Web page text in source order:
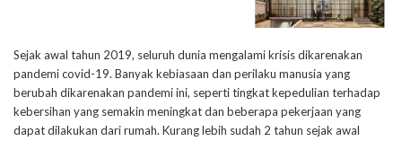
Sejak awal tahun 2019, seluruh dunia mengalami krisis dikarenakan
pandemi covid-19. Banyak kebiasaan dan perilaku manusia yang
berubah dikarenakan pandemi ini, seperti tingkat kepedulian terhadap
kebersihan yang semakin meningkat dan beberapa pekerjaan yang
dapat dilakukan dari rumah. Kurang lebih sudah 2 tahun sejak awal